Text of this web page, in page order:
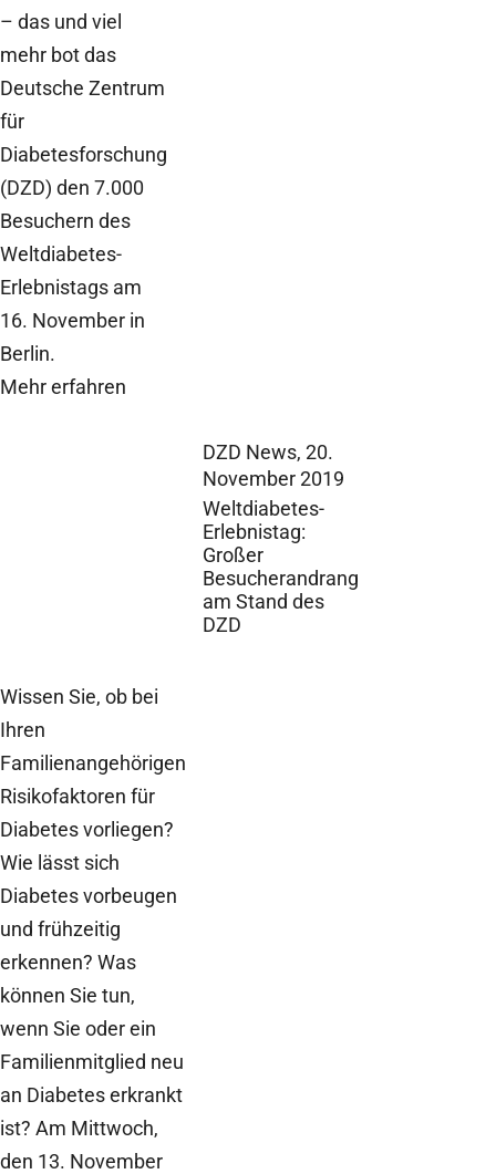
DZD News, 20.
November 2019
Weltdiabetes-
Erlebnistag:
Großer
Besucherandrang
am Stand des
DZD
– das und viel
mehr bot das
Deutsche Zentrum
für
Diabetesforschung
(DZD) den 7.000
Besuchern des
Weltdiabetes-
Erlebnistags am
16. November in
Berlin.
Mehr erfahren
Wissen Sie, ob bei
Ihren
Familienangehörigen
Risikofaktoren für
Diabetes vorliegen?
Wie lässt sich
Diabetes vorbeugen
und frühzeitig
erkennen? Was
können Sie tun,
wenn Sie oder ein
Familienmitglied neu
an Diabetes erkrankt
ist? Am Mittwoch,
den 13. November